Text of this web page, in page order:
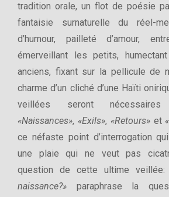
tradition orale, un flot de poésie
fantaisie surnaturelle du réel-
d’humour, pailleté d’amour,
émerveillant les petits,
anciens, fixant sur la pellicule de
charme d’un cliché d’une Haïti
veillées seront nécessaires
«Naissances», «Exils», «Retours»et
ce néfaste point d’interrogation
une plaie qui ne veut pas
question de cette ultime veillée:
naissance?» paraphrase la